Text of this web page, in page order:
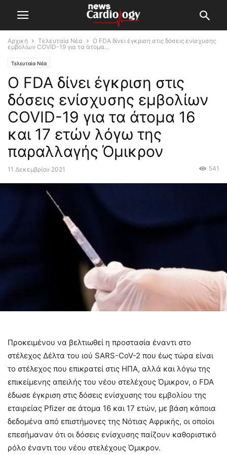
Αρχική Τελευταία Νέα
O FDA δίνει έγκριση στις δόσεις ενίσχυσης
εμβολίων COVID-19 για τα άτομα...
Τελευταία Νέα
O FDA δίνει έγκριση στις
δόσεις ενίσχυσης εμβολίων
COVID-19 για τα άτομα 16
και 17 ετών λόγω της
παραλλαγής Όμικρον
11 Δεκεμβρίου 2021 541
Προκειμένου να βελτιωθεί η προστασία έναντι στο
στέλεχος Δέλτα του ιού SARS-CoV-2 που έως τώρα είναι
το στέλεχος που επικρατεί στις ΗΠΑ, αλλά και λόγω της
επικείμενης απειλής του νέου στελέχους Όμικρον, ο FDA
έδωσε έγκριση στις δόσεις ενίσχυσης του εμβολίου της
εταιρείας Pfizer σε άτομα 16 και 17 ετών, με βάση κάποια
δεδομένα από επιστήμονες της Νότιας Αφρικής, οι οποίοι
επεσήμαναν ότι οι δόσεις ενίσχυσης παίζουν καθοριστικό
ρόλο έναντι του νέου στελέχους Όμικρον.